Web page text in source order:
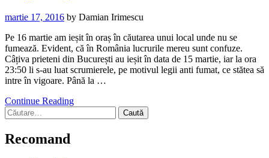
martie 17, 2016 by Damian Irimescu
Pe 16 martie am ieșit în oraș în căutarea unui local unde nu se
fumează. Evident, că în România lucrurile mereu sunt confuze.
Câțiva prieteni din București au ieșit în data de 15 martie, iar la ora
23:50 li s-au luat scrumierele, pe motivul legii anti fumat, ce stătea să
intre în vigoare. Până la …
Continue Reading
Caută
după:
Recomand